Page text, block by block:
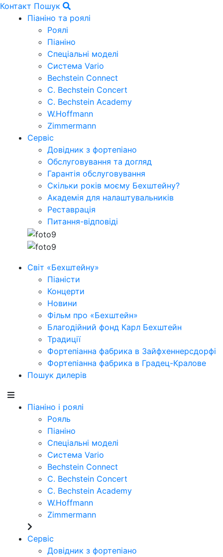
Контакт Пошук
Піаніно та роялі
Роялі
Піаніно
Спеціальні моделі
Система Vario
Bechstein Connect
C. Bechstein Concert
C. Bechstein Academy
W.Hoffmann
Zimmermann
Сервіс
Довідник з фортепіано
Обслуговування та догляд
Гарантія обслуговування
Скільки років моєму Бехштейну?
Академія для налаштувальників
Реставрація
Питання-відповіді
Світ «Бехштейну»
Піаністи
Концерти
Новини
Фільм про «Бехштейн»
Благодійний фонд Карл Бехштейн
Традиції
Фортепіанна фабрика в Зайфхеннерсдорфi
Фортепіанна фабрика в Градец-Кралове
Пошук дилерів
Піаніно і роялі
Рояль
Піаніно
Спеціальні моделі
Система Vario
Bechstein Connect
C. Bechstein Concert
C. Bechstein Academy
W.Hoffmann
Zimmermann
Сервіс
Довідник з фортепіано